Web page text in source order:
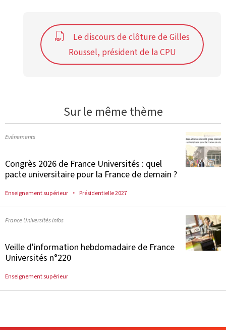
Le discours de clôture de Gilles
Roussel, président de la CPU
Sur le même thème
Evénements
Congrès 2026 de France Universités : quel
pacte universitaire pour la France de demain ?
Enseignement supérieur Présidentielle 2027
France Universités Infos
Veille d'information hebdomadaire de France
Universités n°220
Enseignement supérieur